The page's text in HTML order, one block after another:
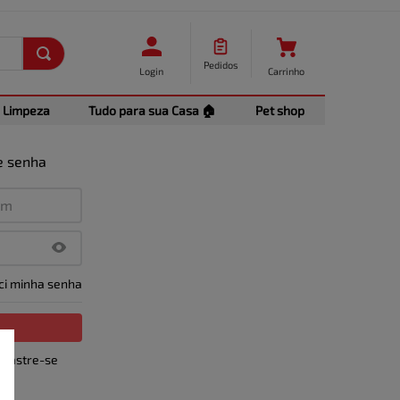
Login
Pedidos
Carrinho
Limpeza Tudo para sua Casa 🏠 Pet shop
senha
minha senha
se